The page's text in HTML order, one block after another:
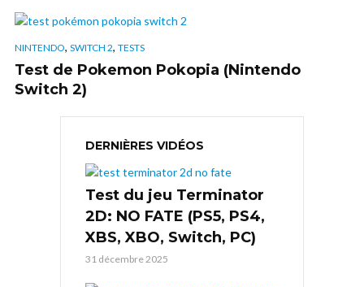
NINTENDO, SWITCH 2, TESTS
Test de Pokemon Pokopia (Nintendo
Switch 2)
DERNIÈRES VIDÉOS
Test du jeu Terminator
2D: NO FATE (PS5, PS4,
XBS, XBO, Switch, PC)
31 décembre 2025